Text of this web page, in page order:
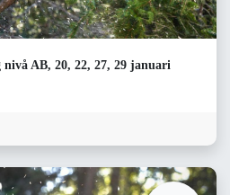
AB, 20, 22, 27, 29 januari